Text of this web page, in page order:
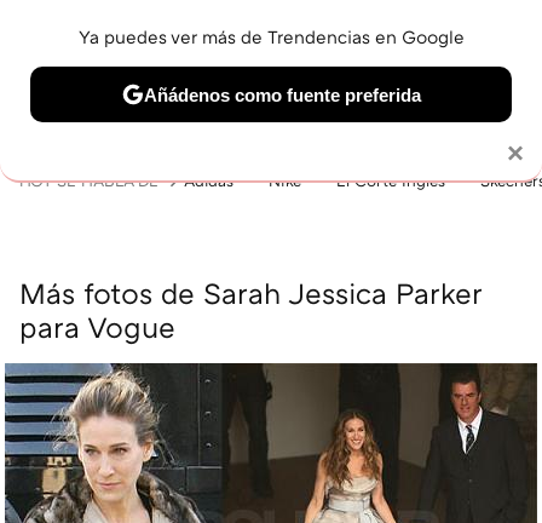
BELLEZA SHOPPING VIAJES GASTRO SNEAKERS
HOY SE HABLA DE Adidas Nike El Corte Inglés
Más fotos de Sarah Jessica Parker
para Vogue
×
Ya puedes ver más de Trendencias en Google
Añádenos como fuente preferida